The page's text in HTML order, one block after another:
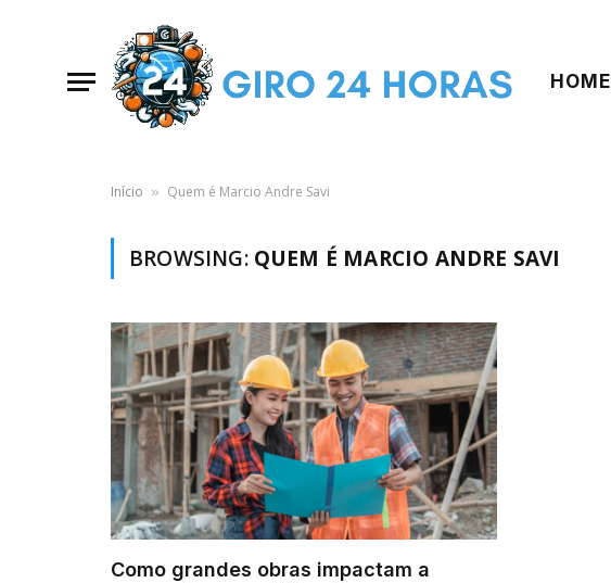
HOME
Início » Quem é Marcio Andre Savi
BROWSING: QUEM É MARCIO ANDRE SAVI
Como grandes obras impactam a